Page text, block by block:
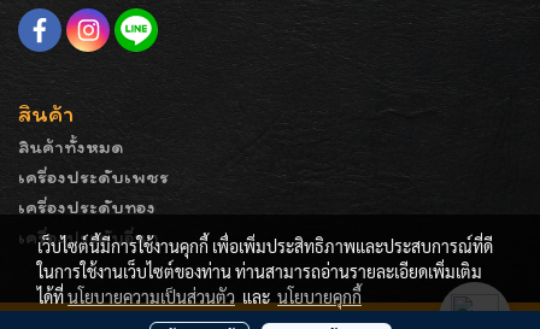
สินค้า
สินค้าทั้งหมด
เครื่องประดับเพชร
เครื่องประดับทอง
เครื่องประดับอื่นๆ
เว็บไซต์นี้มีการใช้งานคุกกี้ เพื่อเพิ่มประสิทธิภาพและประสบการณ์ที่ดี
ในการใช้งานเว็บไซต์ของท่าน ท่านสามารถอ่านรายละเอียดเพิ่มเติม
ได้ที่นโยบายความเป็นส่วนตัว และ นโยบายคุกกี้